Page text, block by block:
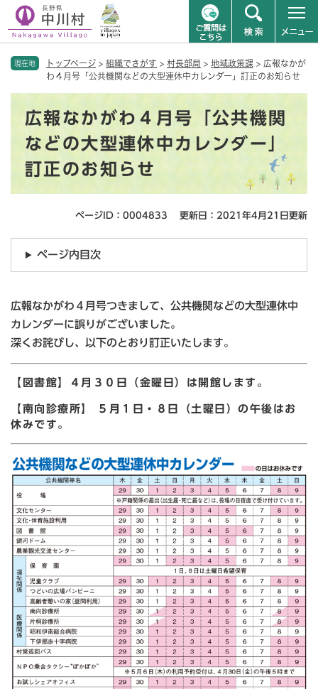
現在地 トップページ > 組織でさがす > 村長部局 > 地域政策課 > 広報なかが
わ４月号「公共機関などの大型連休中カレンダー」訂正のお知らせ
広報なかがわ４月号「公共機関
などの大型連休中カレンダー」
訂正のお知らせ
ページID：0004833 更新日：2021年4月21日更新
ページ内目次
広報なかがわ４月号つきまして、公共機関などの大型連休中
カレンダーに誤りがございました。
深くお詫びし、以下のとおり訂正いたします。
【図書館】４月３０日（金曜日）は開館します。
【南向診療所】 ５月１日・８日（土曜日）の午後はお
休みです。